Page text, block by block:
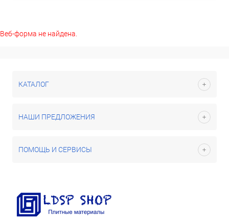
Веб-форма не найдена.
КАТАЛОГ
НАШИ ПРЕДЛОЖЕНИЯ
ПОМОЩЬ И СЕРВИСЫ